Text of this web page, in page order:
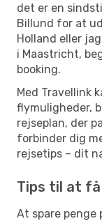
det er en
Billund for at
Holland eller
i Maastricht,
booking.
Med Travellink
flymuligheder,
rejseplan, der
forbinder dig
rejsetips – dit
Tips til at
At spare penge